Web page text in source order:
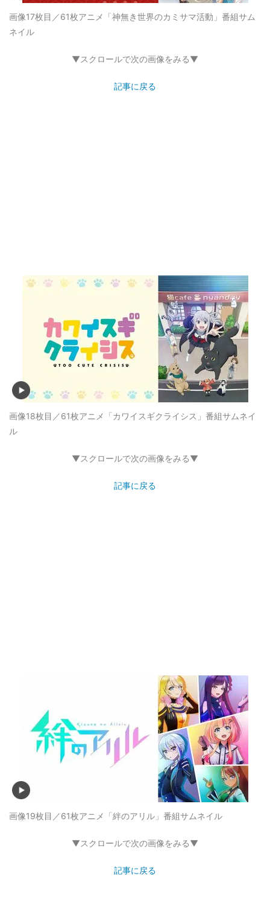
画像17枚目／61枚アニメ「神無き世界のカミサマ活動」番組サム
ネイル
▼スクロールで次の画像をみる▼
記事に戻る
画像18枚目／61枚アニメ「カワイスギクライシス」番組サムネイ
ル
▼スクロールで次の画像をみる▼
記事に戻る
画像19枚目／61枚アニメ「絆のアリル」番組サムネイル
▼スクロールで次の画像をみる▼
記事に戻る